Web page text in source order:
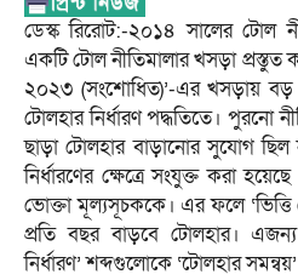
ডেস্ক রিরোট:-২০১৪ সালের টোল
একটি টোল নীতিমালার খসড়া প্রস্তুত
২০২৩ (সংশোধিত)’-এর খসড়ায় বড়
টোলহার নির্ধারণ পদ্ধতিতে। পুরনো
ছাড়া টোলহার বাড়ানোর সুযোগ ছিল
নির্ধারণের ক্ষেত্রে সংযুক্ত করা
ভোক্তা মূল্যসূচককে। এর ফলে
প্রতি বছর বাড়বে টোলহার।
নির্ধারণ’ শব্দগুলোকে ‘‌টোলহার